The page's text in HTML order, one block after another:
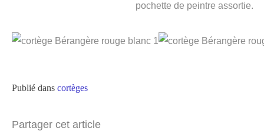
pochette de peintre assortie.
Publié dans cortèges
Partager cet article